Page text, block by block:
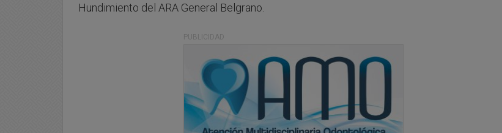
Hundimiento del ARA General Belgrano.
PUBLICIDAD